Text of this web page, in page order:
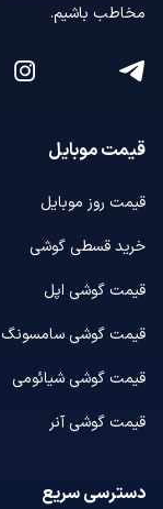
مخاطب باشیم.
قیمت موبایل
قیمت روز موبایل
خرید قسطی گوشی
قیمت گوشی اپل
قیمت گوشی سامسونگ
قیمت گوشی شیائومی
قیمت گوشی آنر
دسترسی سریع